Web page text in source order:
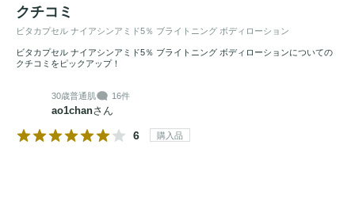
クチコミ
ビタカプセル ナイアシンアミド5％ ブライトニング ボディローション
ビタカプセル ナイアシンアミド5％ ブライトニング ボディローションについての
クチコミをピックアップ！
30歳普通肌 16件
ao1chanさん
6 購入品